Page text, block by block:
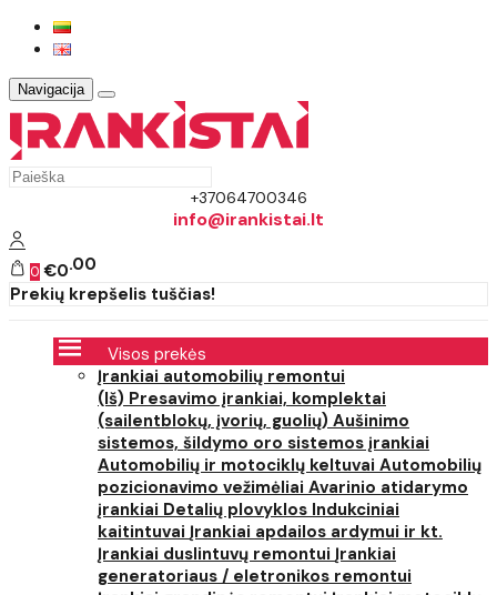
Navigacija
+37064700346
info@irankistai.lt
0 €0 00
Prekių krepšelis tuščias!
Visos prekės
Įrankiai automobilių remontui
(Iš) Presavimo įrankiai, komplektai
(sailentblokų, įvorių, guolių) Aušinimo
sistemos, šildymo oro sistemos įrankiai
Automobilių ir motociklų keltuvai Automobilių
pozicionavimo vežimėliai Avarinio atidarymo
įrankiai Detalių plovyklos Indukciniai
kaitintuvai Įrankiai apdailos ardymui ir kt.
Įrankiai duslintuvų remontui Įrankiai
generatoriaus / eletronikos remontui